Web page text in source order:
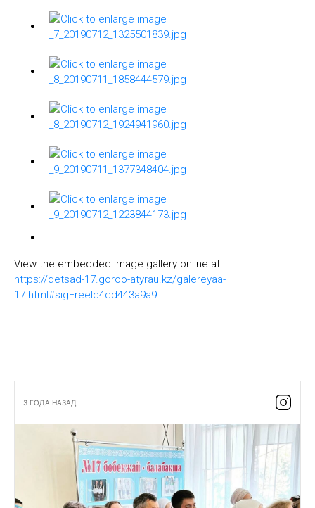
View the embedded image gallery online at:
https://detsad-17.goroo-atyrau.kz/galereyaa-
17.html#sigFreeId4cd443a9a9
3 ГОДА НАЗАД